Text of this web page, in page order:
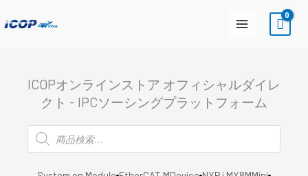
容
ICOPオンラインストア オフィシャルダイレ
クト - IPCソーシングプラットフォーム
商
品
検